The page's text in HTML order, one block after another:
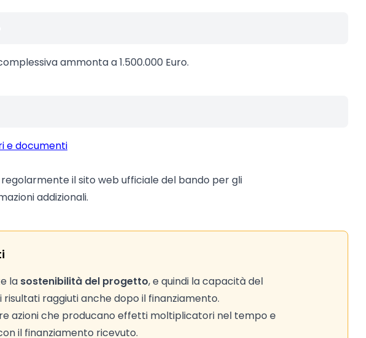
ammonta a 1.500.000 Euro.
e documenti
il sito web ufficiale del bando per gli
addizionali.
la sostenibilità del progetto, e quindi la capacità del
raggiuti anche dopo il finanziamento.
azioni che producano effetti moltiplicatori nel tempo e
il finanziamento ricevuto.